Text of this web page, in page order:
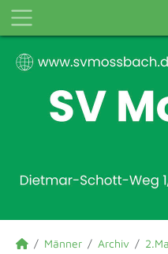
Männer Archiv